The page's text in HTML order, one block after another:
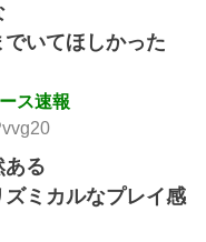
いてほしかった
ス速報
ある
ミカルなプレイ感